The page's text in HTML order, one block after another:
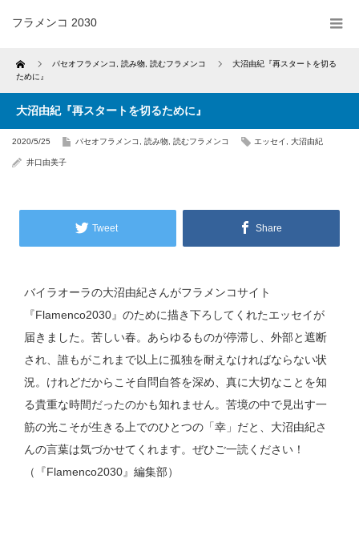
フラメンコ 2030
Home パセオフラメンコ 読み物 読むフラメンコ
大沼由紀『再スタートを切る
ために』
大沼由紀『再スタートを切るために』
2020/5/25 パセオフラメンコ 読み物 読むフラメンコ エッセイ 大沼由紀
井口由美子
Tweet Share
バイラオーラの大沼由紀さんがフラメンコサイト
『Flamenco2030』のために描き下ろしてくれたエッセイが
届きました。苦しい春。あらゆるものが停滞し、外部と遮断
され、誰もがこれまで以上に孤独を耐えなければならない状
況。けれどだからこそ自問自答を深め、真に大切なことを知
る貴重な時間だったのかも知れません。苦境の中で見出す一
筋の光こそが生きる上でのひとつの「幸」だと、大沼由紀さ
んの言葉は気づかせてくれます。ぜひご一読ください！
（『Flamenco2030』編集部）